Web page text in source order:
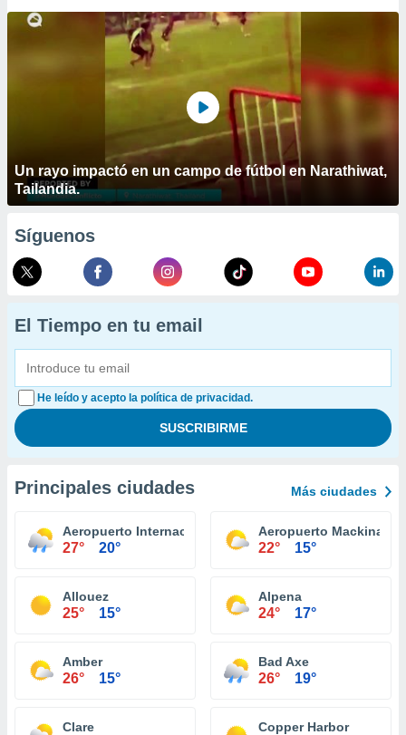
Un rayo impactó en un campo de fútbol en Narathiwat,
Tailandia.
Síguenos
El Tiempo en tu email
He leído y acepto la política de privacidad.
Principales ciudades Más ciudades
Aeropuerto Internacional Kalamazoo / Battle Creek
27° 20°
Aeropuerto Mackinac
22° 15°
Allouez
25° 15°
Alpena
24° 17°
Amber
26° 15°
Bad Axe
26° 19°
Clare Copper Harbor